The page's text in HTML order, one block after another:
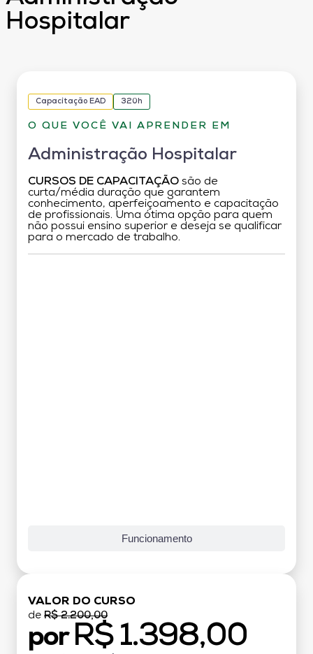
Hospitalar
Capacitação EAD 320h
O QUE VOCÊ VAI APRENDER EM
Administração Hospitalar
CURSOS DE CAPACITAÇÃO são de
curta/média duração que garantem
conhecimento, aperfeiçoamento e capacitação
de profissionais. Uma ótima opção para quem
não possui ensino superior e deseja se qualificar
para o mercado de trabalho.
Funcionamento
VALOR DO CURSO
de R$ 2.200,00
por R$ 1.398,00